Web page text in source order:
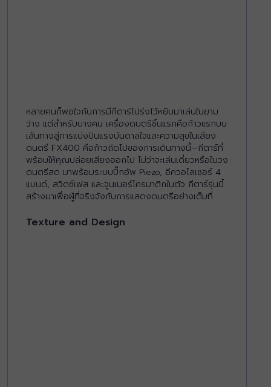
หลายคนก็พอใจกับการมีกีตาร์โปร่งไว้หยิบมาเล่นในยาม
ว่าง แต่สำหรับบางคน เครื่องดนตรีชิ้นแรกคือก้าวแรกบน
เส้นทางสู่การแบ่งปันแรงบันดาลใจและความสุขในเสียง
ดนตรี FX400 คือก้าวถัดไปของการเดินทางนี้—กีตาร์ที่
พร้อมให้คุณปล่อยเสียงออกไป ไม่ว่าจะเล่นเดี่ยวหรือในวง
ดนตรีสด มาพร้อมระบบปิ๊กอัพ Piezo, อีควอไลเซอร์ 4
แบนด์, สวิตช์เฟส และจูนเนอร์โครมาติกในตัว กีตาร์รุ่นนี้
สร้างมาเพื่อผู้ที่จริงจังกับการแสดงดนตรีอย่างเต็มที่
Texture and Design